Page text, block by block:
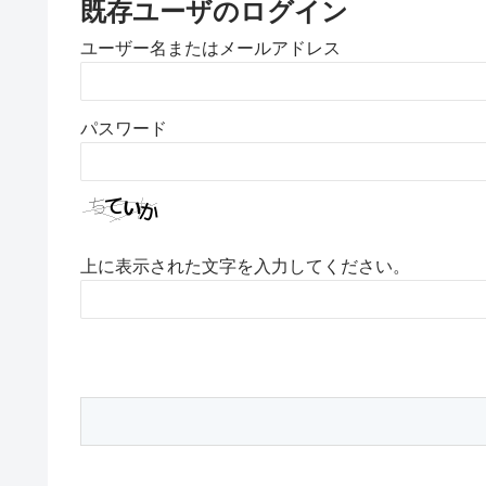
既存ユーザのログイン
ユーザー名またはメールアドレス
パスワード
上に表示された文字を入力してください。